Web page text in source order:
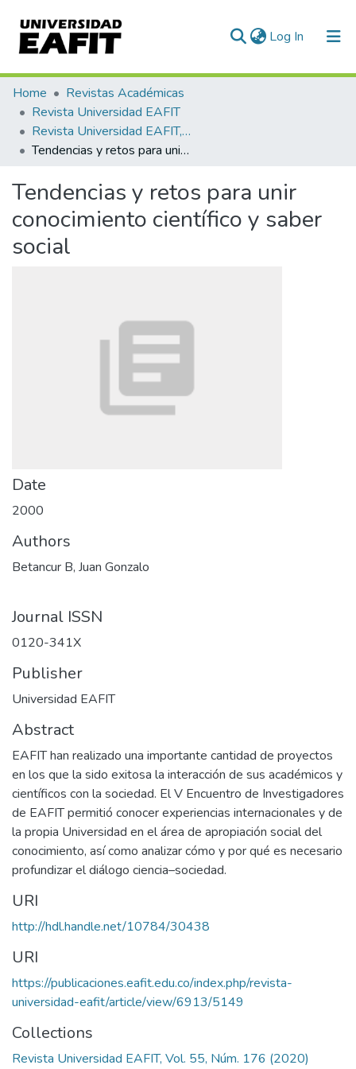
Log In (current)
Communities & Collections
All of DSpace
Statistics
Home
Revistas Académicas
Revista Universidad EAFIT
Revista Universidad EAFIT, Vol. 55, Núm. 176 (2020)
Tendencias y retos para unir conocimiento científico y saber social
Tendencias y retos para unir
conocimiento científico y saber
social
Date
2000
Authors
Betancur B, Juan Gonzalo
Journal ISSN
0120-341X
Publisher
Universidad EAFIT
Abstract
EAFIT han realizado una importante cantidad de proyectos
en los que la sido exitosa la interacción de sus académicos y
científicos con la sociedad. El V Encuentro de Investigadores
de EAFIT permitió conocer experiencias internacionales y de
la propia Universidad en el área de apropiación social del
conocimiento, así como analizar cómo y por qué es necesario
profundizar el diálogo ciencia–sociedad.
URI
http://hdl.handle.net/10784/30438
URI
https://publicaciones.eafit.edu.co/index.php/revista-
universidad-eafit/article/view/6913/5149
Collections
Revista Universidad EAFIT, Vol. 55, Núm. 176 (2020)